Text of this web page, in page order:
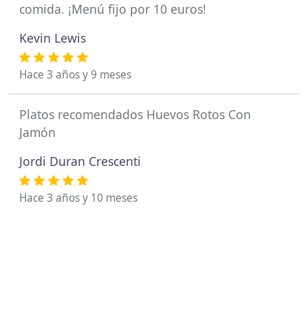
comida. ¡Menú fijo por 10 euros!
Kevin Lewis
Hace 3 años y 9 meses
Platos recomendados Huevos Rotos Con
Jamón
Jordi Duran Crescenti
Hace 3 años y 10 meses